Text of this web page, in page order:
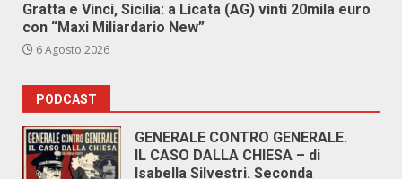
Gratta e Vinci, Sicilia: a Licata (AG) vinti 20mila euro
con “Maxi Miliardario New”
6 Agosto 2026
PODCAST
GENERALE CONTRO GENERALE.
IL CASO DALLA CHIESA – di
Isabella Silvestri. Seconda